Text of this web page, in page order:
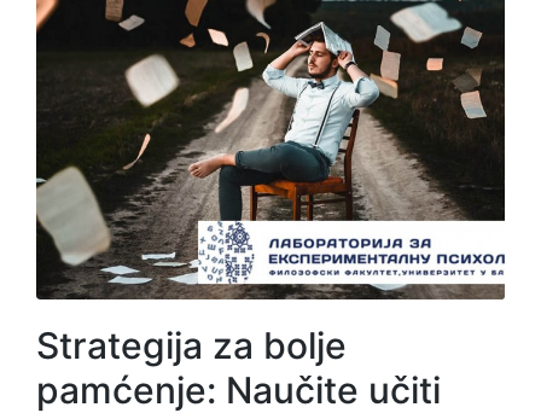
Strategija za bolje
pamćenje: Naučite učiti